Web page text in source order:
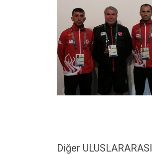
Diğer ULUSLARARASI